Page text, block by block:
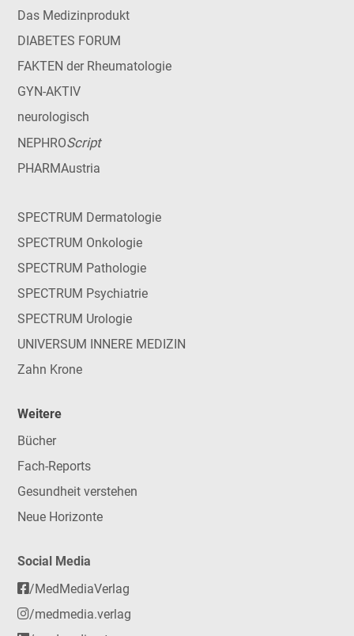
Das Medizinprodukt
DIABETES FORUM
FAKTEN der Rheumatologie
GYN-AKTIV
neurologisch
NEPHROScript
PHARMAustria
SPECTRUM Dermatologie
SPECTRUM Onkologie
SPECTRUM Pathologie
SPECTRUM Psychiatrie
SPECTRUM Urologie
UNIVERSUM INNERE MEDIZIN
Zahn Krone
Weitere
Bücher
Fach-Reports
Gesundheit verstehen
Neue Horizonte
Social Media
/MedMediaVerlag
/medmedia.verlag